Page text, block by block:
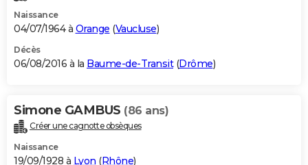
Naissance
04/07/1964 à Orange (Vaucluse)
Décès
06/08/2016 à la Baume-de-Transit(Drôme)
Simone GAMBUS (86 ans)
Créer une cagnotte obsèques
Naissance
19/09/1928 à Lyon (Rhône)